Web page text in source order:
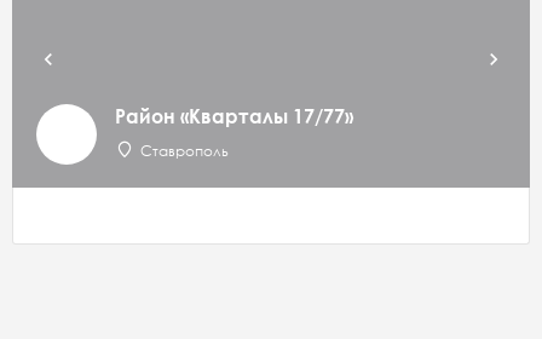
Район «Кварталы 17/77»
Ставрополь